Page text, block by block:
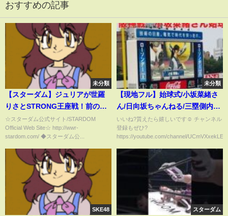
おすすめの記事
未分類
【スターダム】ジュリアが世羅
りさとSTRONG王座戦！前の団
体でずっと言えなかった事を言
う！元プロミネンスの鈴季すず
はジュリアのセコンドに！-9.3広
島大会-【STARDOM】
☆スターダム公式サイト/STARDOM
Official Web Site☆ http://wwr-
stardom.com/ ◆スターダム公...
未分類
【現地フル】始球式/小坂菜緒さ
ん/日向坂ちゃんねる/三塁側内野
立ち見/横浜スタジアム/ベイスタ
ーズ
いいね?貰えたら嬉しいです☺️ チャンネル
登録もぜひ?
https://youtube.com/channel/
SKE48 スターダム